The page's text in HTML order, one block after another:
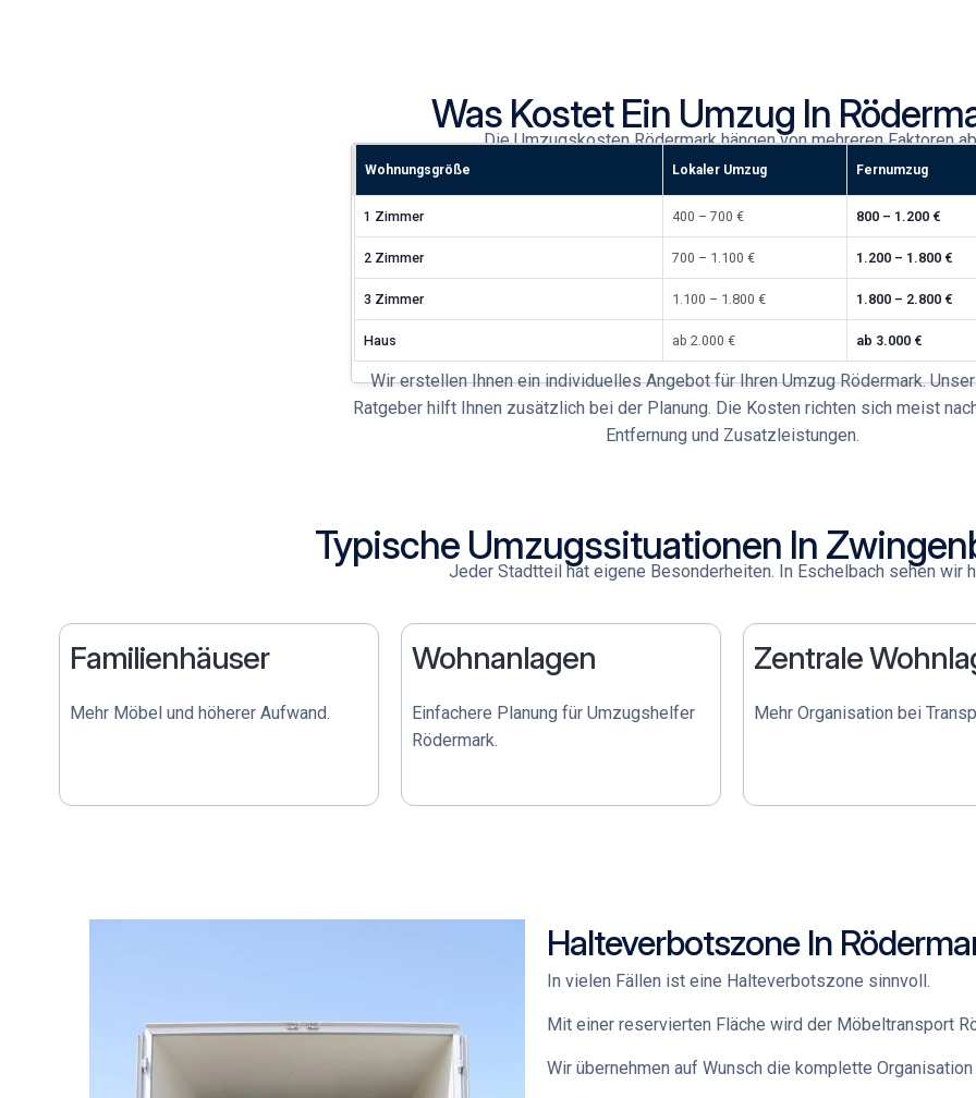
Was Kostet Ein Umzug In
DieUmzugskosten Rödermarkhängen von mehreren Faktoren
Wohnungsgröße Lokaler Umzug Fernumzug
1 Zimmer 400 – 700 € 800 – 1.200 €
2 Zimmer 700 – 1.100 € 1.200 – 1.800 €
3 Zimmer 1.100 – 1.800 € 1.800 – 2.800 €
Haus ab 2.000 € ab 3.000 €
Wir erstellen Ihnen ein individuelles Angebot für IhrenUmzug Rödermark.
Ratgeber hilft Ihnen zusätzlich bei der Planung. Die Kosten richten sich meist
Entfernung und Zusatzleistungen.
Typische Umzugssituationen In
Jeder Stadtteil hat eigene Besonderheiten. In Eschelbach sehen wir
Familienhäuser
Mehr Möbel und höherer Aufwand.
Wohnanlagen
Einfachere Planung für Umzugshelfer
Rödermark.
Zentrale
Mehr Organisation bei
Halteverbotszone In
In vielen Fällen ist eine Halteverbotszone sinnvoll.
Mit einer reservierten Fläche wird der Möbeltransport
Wir übernehmen auf Wunsch die komplette